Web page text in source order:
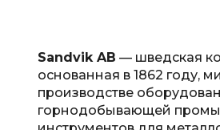
Sandvik AB — шведская
основанная в 1862 году,
производстве
горнодобывающей